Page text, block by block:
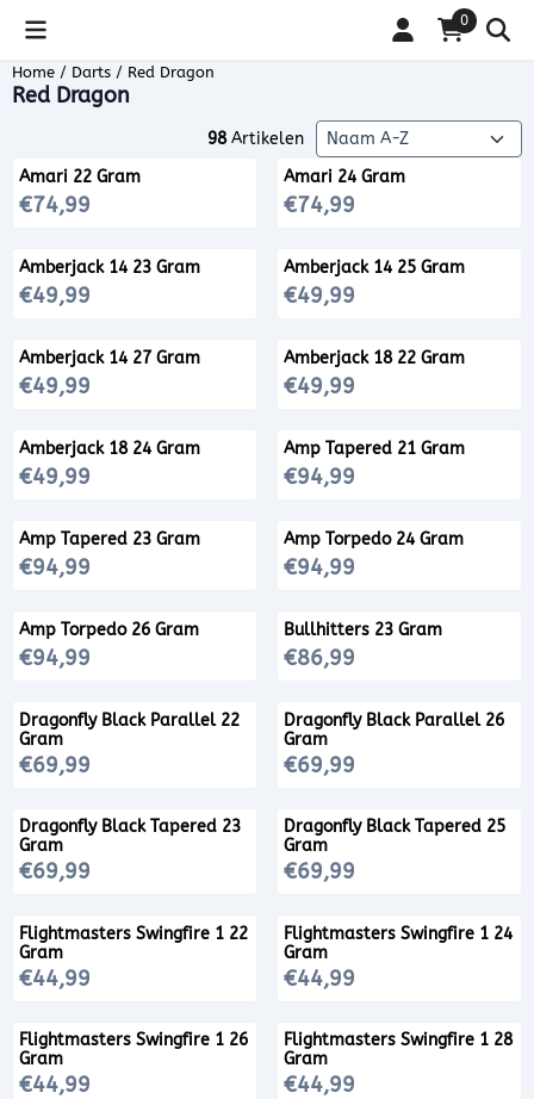
Cookievoorkeuren zijn beschikbaar. Kies instellingen of sta alle
0
Home / Darts / Red Dragon
Red Dragon
98Artikelen Sorteermethode
Amari 22 Gram
Prijs: 74,99
€74,99
Amari 24 Gram
Prijs: 74,99
€74,99
Amberjack 14 23 Gram
Prijs: 49,99
€49,99
Amberjack 14 25 Gram
Prijs: 49,99
€49,99
Amberjack 14 27 Gram
Prijs: 49,99
€49,99
Amberjack 18 22 Gram
Prijs: 49,99
€49,99
Amberjack 18 24 Gram
Prijs: 49,99
€49,99
Amp Tapered 21 Gram
Prijs: 94,99
€94,99
Amp Tapered 23 Gram
Prijs: 94,99
€94,99
Amp Torpedo 24 Gram
Prijs: 94,99
€94,99
Amp Torpedo 26 Gram
Prijs: 94,99
€94,99
Bullhitters 23 Gram
Prijs: 86,99
€86,99
Dragonfly Black Parallel 22
Gram
Prijs: 69,99
€69,99
Dragonfly Black Parallel 26
Gram
Prijs: 69,99
€69,99
Dragonfly Black Tapered 23
Gram
Prijs: 69,99
€69,99
Dragonfly Black Tapered 25
Gram
Prijs: 69,99
€69,99
Flightmasters Swingfire 1 22
Gram
Prijs: 44,99
€44,99
Flightmasters Swingfire 1 24
Gram
Prijs: 44,99
€44,99
Flightmasters Swingfire 1 26
Gram
Prijs: 44,99
€44,99
Flightmasters Swingfire 1 28
Gram
Prijs: 44,99
€44,99